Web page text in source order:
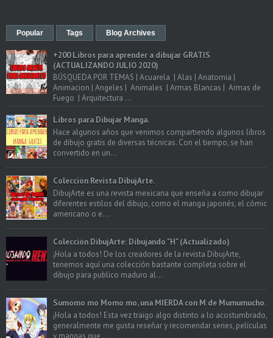
Popular Tags Blog Archives
+200 Libros para aprender a dibujar GRATIS
(ACTUALIZANDO JULIO 2020)
BÚSQUEDA POR TEMAS | Acuarela | Alas | Anatomia |
Animacion | Angeles | Animales | Armas Blancas | Armas de
Fuego | Arquitectura ...
Libros para Dibujar Manga.
Hace algunos años que venimos compartiendo algunos libros
de dibujo gratis de diversas técnicas. Con el tiempo, se han
convertido en un...
Colección Revista DibujArte.
DibujArte es una revista mexicana que enseña a como dibujar
diferentes estilos del dibujo, como el manga japonés, el cómic
americano o e...
Colección DibujArte: Dibujando "H" (Actualizado)
¡Hola a todos! De los creadores de la revista DibujArte,
tenemos aquí una colección bastante completa sobre el
dibujo para publico maduro al...
Sumomo mo Momo mo, una MIERDA con M de Mumumucho.
¡Hola a todos! Esta vez traigo algo distinto a lo acostumbrado,
generalmente me gusta reseñar y recomendar series, películas
y mangas que ...